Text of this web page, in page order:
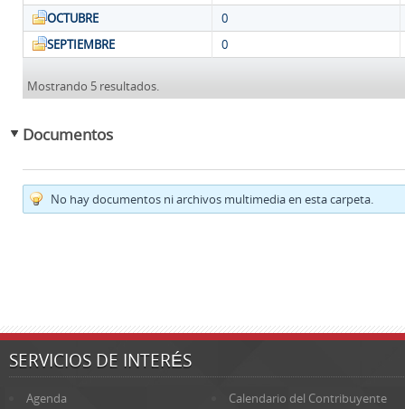
OCTUBRE
0
SEPTIEMBRE
0
Mostrando 5 resultados.
Documentos
No hay documentos ni archivos multimedia en esta carpeta.
SERVICIOS DE INTERÉS
Agenda
Calendario del Contribuyente